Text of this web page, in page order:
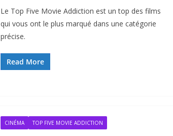
Le Top Five Movie Addiction est un top des films
qui vous ont le plus marqué dans une catégorie
précise.
Read More
CINÉMA TOP FIVE MOVIE ADDICTION